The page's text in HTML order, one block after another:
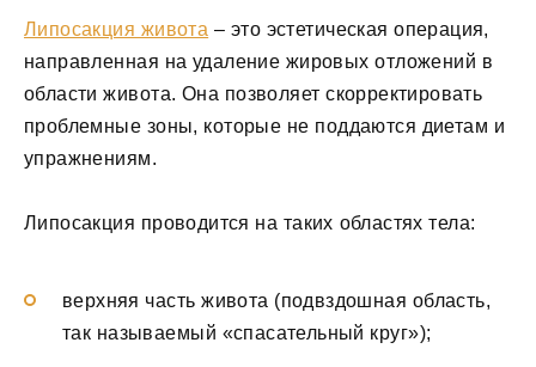
Липосакция живота – это эстетическая операция,
направленная на удаление жировых отложений в
области живота. Она позволяет скорректировать
проблемные зоны, которые не поддаются диетам и
упражнениям.
Липосакция проводится на таких областях тела:
верхняя часть живота (подвздошная область,
так называемый «спасательный круг»);